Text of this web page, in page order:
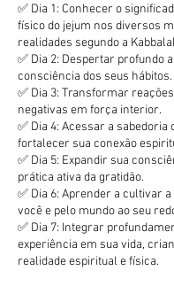
✅ Dia 1: Conhecer o
físico do jejum nos diversos
realidades segundo a
✅ Dia 2: Despertar profundo
consciência dos seus hábitos.
✅ Dia 3: Transformar
negativas em força interior.
✅ Dia 4: Acessar a sabedoria
fortalecer sua conexão
✅ Dia 5: Expandir sua
prática ativa da gratidão.
✅ Dia 6: Aprender a cultivar
você e pelo mundo ao seu
✅ Dia 7: Integrar
experiência em sua vida,
realidade espiritual e física.